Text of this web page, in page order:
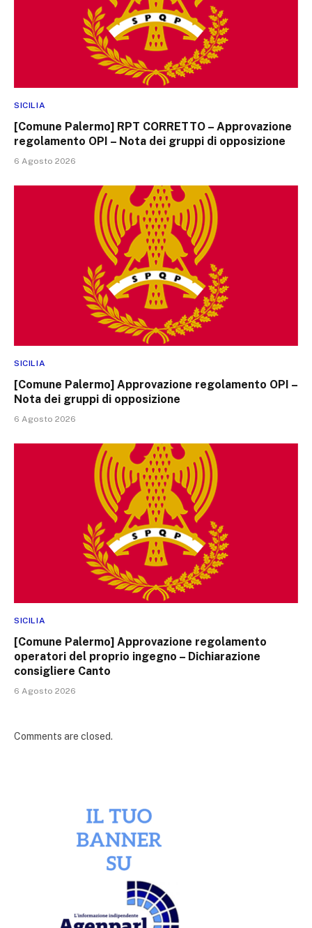
SICILIA
[Comune Palermo] RPT CORRETTO – Approvazione
regolamento OPI – Nota dei gruppi di opposizione
6 Agosto 2026
SICILIA
[Comune Palermo] Approvazione regolamento OPI –
Nota dei gruppi di opposizione
6 Agosto 2026
SICILIA
[Comune Palermo] Approvazione regolamento
operatori del proprio ingegno – Dichiarazione
consigliere Canto
6 Agosto 2026
Comments are closed.